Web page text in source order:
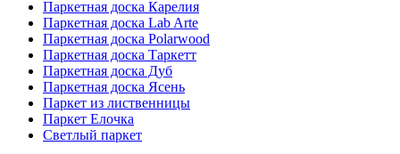
Паркетная доска Карелия
Паркетная доска Lab Arte
Паркетная доска Polarwood
Паркетная доска Таркетт
Паркетная доска Дуб
Паркетная доска Ясень
Паркет из лиственницы
Паркет Елочка
Светлый паркет